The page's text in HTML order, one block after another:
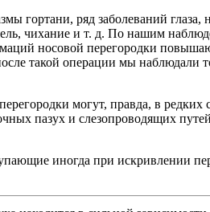
гортани, ряд заболеваний глаза,
чихание и т. д. По нашим
носовой перегородки
такой операции мы наблюдали
могут, правда, в редких
пазух и слезопроводящих
иногда при искривлении